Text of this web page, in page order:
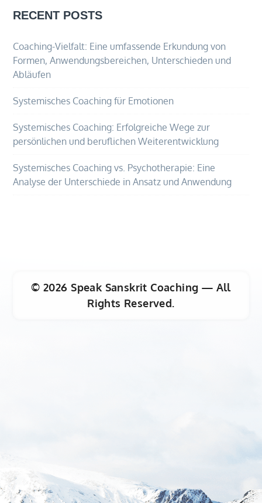
RECENT POSTS
Coaching-Vielfalt: Eine umfassende Erkundung von
Formen, Anwendungsbereichen, Unterschieden und
Abläufen
Systemisches Coaching für Emotionen
Systemisches Coaching: Erfolgreiche Wege zur
persönlichen und beruflichen Weiterentwicklung
Systemisches Coaching vs. Psychotherapie: Eine
Analyse der Unterschiede in Ansatz und Anwendung
©2026 Speak Sanskrit Coaching — All
Rights Reserved.